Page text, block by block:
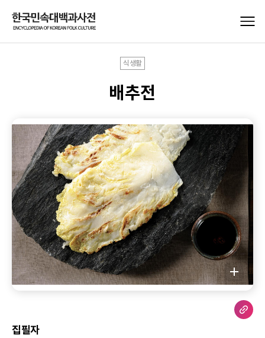
식생활
배추전
집필자